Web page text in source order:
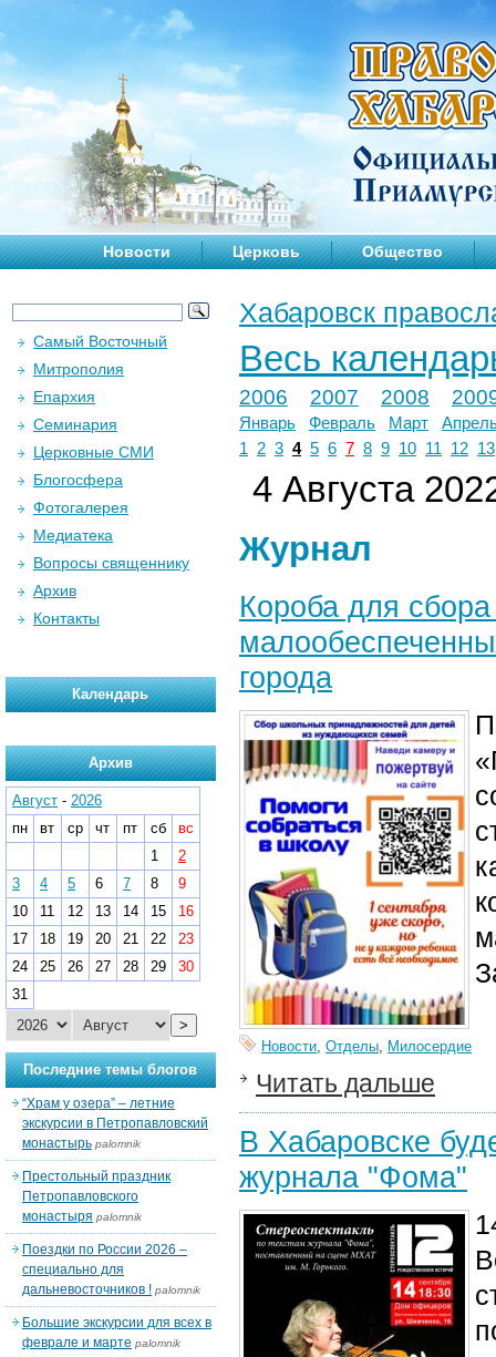
Новости Церковь Общество
Хабаровск
Весь
2006 2007 2008
Январь Февраль Март
1
2 3 4 5 6 7 8 9 10 11 12 13
4 Августа
Журнал
Короба для
города
Новости, Отделы, Милосердие
Читать дальше
В Хабаровске
журнала "Фома"
Самый Восточный
Митрополия
Епархия
Семинария
Церковные СМИ
Блогосфера
Фотогалерея
Медиатека
Вопросы священнику
Архив
Контакты
Календарь
Архив
Август - 2026
пн
вт ср чт пт сб
вс
1
2
3
4 5 6 7 8
9
10
11 12 13 14 15
16
17
18 19 20 21 22
23
24
25 26 27 28 29
30
31
>
Последние темы блогов
“Храм у озера” – летние
экскурсии в Петропавловский
монастырь palomnik
Престольный праздник
Петропавловского
монастыря palomnik
Поездки по России 2026 –
специально для
дальневосточников ! palomnik
Большие экскурсии для всех в
феврале и марте palomnik